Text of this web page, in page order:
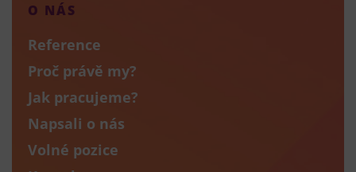
O NÁS
Reference
Proč právě my?
Jak pracujeme?
Napsali o nás
Volné pozice